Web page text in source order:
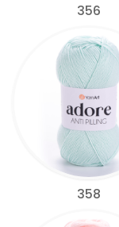
356
358